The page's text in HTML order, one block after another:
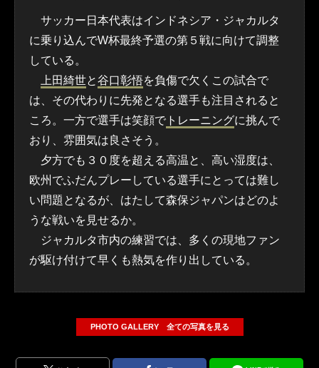
サッカー日本代表はインドネシア・ジャカルタ
に乗り込んでW杯最終予選の第５戦に向けて調整
している。
上田綺世と谷口彰悟を負傷で欠くこの試合で
は、その代わりに先発となる選手も注目されると
ころ。一方で選手は笑顔で トレーニングに挑んで
おり、雰囲気は良さそう。
夕方でも３０度を超える高温と、高い湿度は、
欧州でふだんプレーしている選手にとっては難し
い問題となるが、はたして森保ジャパンはどのよ
うな戦いを見せるか。
ジャカルタ市内の練習では、多くの現地ファン
が駆け付けて早くも熱気を作り出している。
PHOTO GALLERY 全ての写真を見る